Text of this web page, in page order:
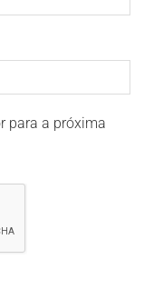
para a próxima